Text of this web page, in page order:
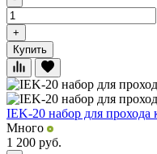
+
Купить
IEK-20 набор для прохода
Много
1 200 руб.